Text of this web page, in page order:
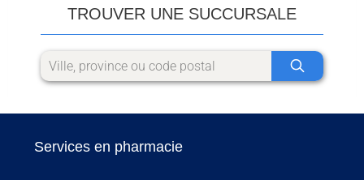
TROUVER UNE SUCCURSALE
Services en pharmacie